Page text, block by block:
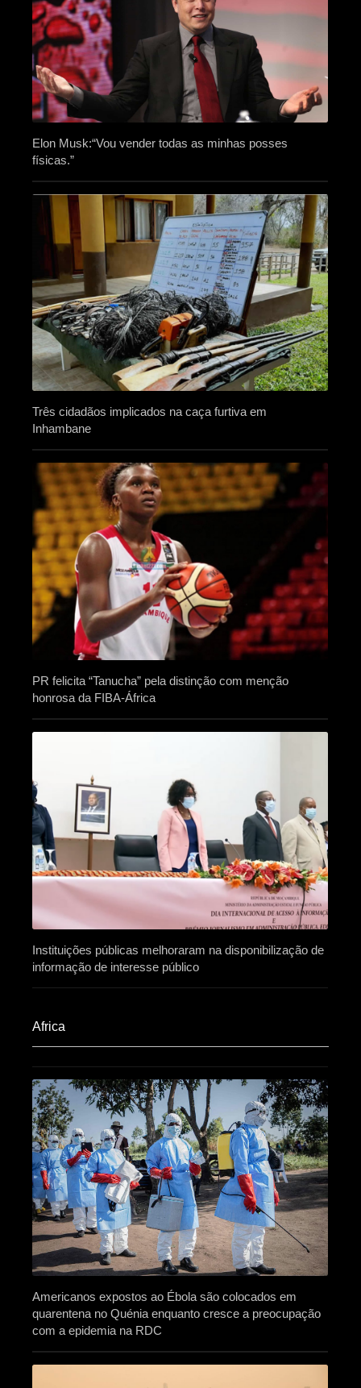
Elon Musk:“Vou vender todas as minhas posses
físicas.”
Três cidadãos implicados na caça furtiva em
Inhambane
PR felicita “Tanucha” pela distinção com menção
honrosa da FIBA-África
Instituições públicas melhoraram na disponibilização de
informação de interesse público
Africa​
Americanos expostos ao Ébola são colocados em
quarentena no Quénia enquanto cresce a preocupação
com a epidemia na RDC